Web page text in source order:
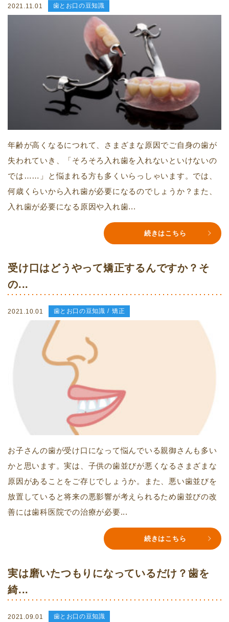
2021.11.01 歯とお口の豆知識
年齢が高くなるにつれて、さまざまな原因でご自身の歯が
失われていき、「そろそろ入れ歯を入れないといけないの
では……」と悩まれる方も多くいらっしゃいます。では、
何歳くらいから入れ歯が必要になるのでしょうか？また、
入れ歯が必要になる原因や入れ歯...
続きはこちら
受け口はどうやって矯正するんですか？そ
の...
2021.10.01 歯とお口の豆知識 矯正
お子さんの歯が受け口になって悩んでいる親御さんも多い
かと思います。実は、子供の歯並びが悪くなるさまざまな
原因があることをご存じでしょうか。また、悪い歯並びを
放置していると将来の悪影響が考えられるため歯並びの改
善には歯科医院での治療が必要...
続きはこちら
実は磨いたつもりになっているだけ？歯を
綺...
2021.09.01 歯とお口の豆知識